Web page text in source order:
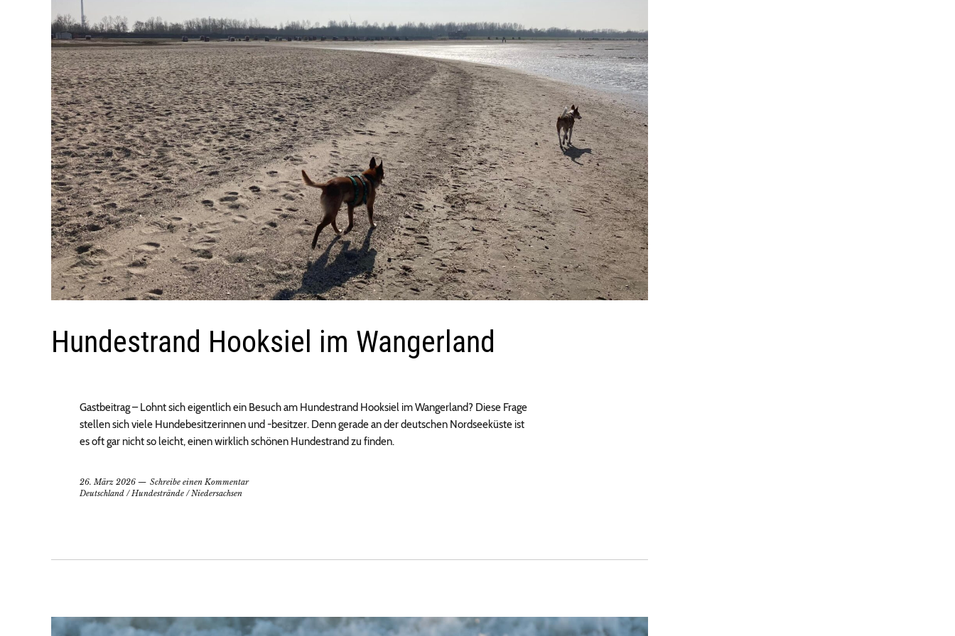
Hundestrand Hooksiel im Wangerland
Gastbeitrag – Lohnt sich eigentlich ein Besuch am Hundestrand Hooksiel im Wangerland? Diese Frage
stellen sich viele Hundebesitzerinnen und -besitzer. Denn gerade an der deutschen Nordseeküste ist
es oft gar nicht so leicht, einen wirklich schönen Hundestrand zu finden.
26. März 2026
Schreibe einen Kommentar
Deutschland /Hundestrände /Niedersachsen